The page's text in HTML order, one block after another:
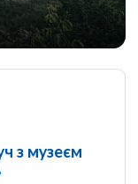
з музеєм